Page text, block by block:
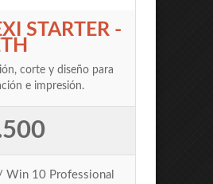
STARTER -
corte y diseño para
e impresión.
Win 10 Professional